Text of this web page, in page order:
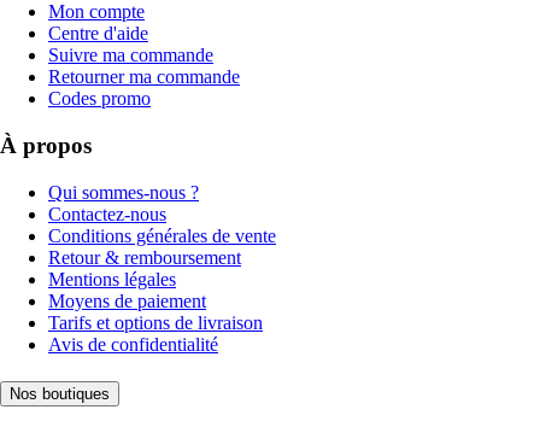
Mon compte
Centre d'aide
Suivre ma commande
Retourner ma commande
Codes promo
À propos
Qui sommes-nous ?
Contactez-nous
Conditions générales de vente
Retour & remboursement
Mentions légales
Moyens de paiement
Tarifs et options de livraison
Avis de confidentialité
Nos boutiques